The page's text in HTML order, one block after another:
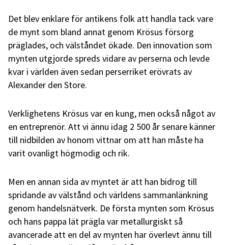
Det blev enklare för antikens folk att handla tack vare
de mynt som bland annat genom Krösus försorg
präglades, och välståndet ökade. Den innovation som
mynten utgjorde spreds vidare av perserna och levde
kvar i världen även sedan perserriket erövrats av
Alexander den Store.
Verklighetens Krösus var en kung, men också något av
en entreprenör. Att vi ännu idag 2 500 år senare känner
till nidbilden av honom vittnar om att han måste ha
varit ovanligt högmodig och rik.
Men en annan sida av myntet är att han bidrog till
spridande av välstånd och världens sammanlänkning
genom handelsnätverk. De första mynten som Krösus
och hans pappa lät prägla var metallurgiskt så
avancerade att en del av mynten har överlevt ännu till